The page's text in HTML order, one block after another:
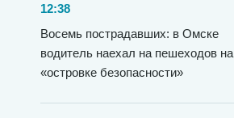
12:38
Восемь пострадавших: в Омске
водитель наехал на пешеходов на
«островке безопасности»